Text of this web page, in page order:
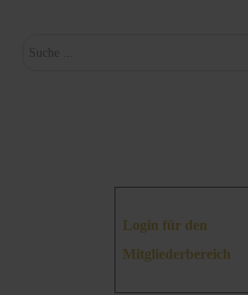
Login für den
Mitgliederbereich